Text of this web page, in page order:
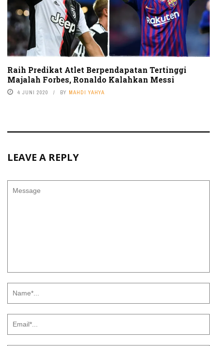
Raih Predikat Atlet Berpendapatan Tertinggi
Majalah Forbes, Ronaldo Kalahkan Messi
4 JUNI 2020 BY MAHDI YAHYA
LEAVE A REPLY